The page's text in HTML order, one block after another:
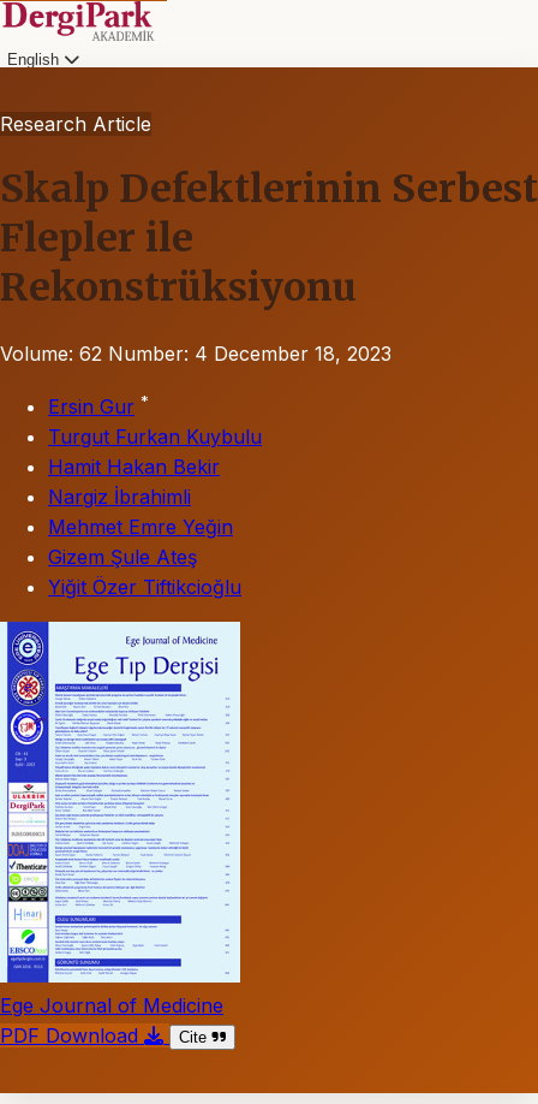
English
Research Article
Skalp Defektlerinin Serbest
Flepler ile
Rekonstrüksiyonu
Volume: 62 Number: 4 December 18, 2023
Ersin Gur *
Turgut Furkan Kuybulu
Hamit Hakan Bekir
Nargiz İbrahimli
Mehmet Emre Yeğin
Gizem Şule Ateş
Yiğit Özer Tiftikcioğlu
Ege Journal of Medicine
PDF Download
Cite